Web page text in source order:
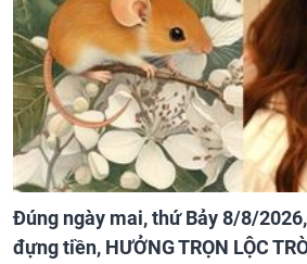
Đúng ngày mai, thứ Bảy 8/8/
đựng tiền, HƯỞNG TRỌN LỘC